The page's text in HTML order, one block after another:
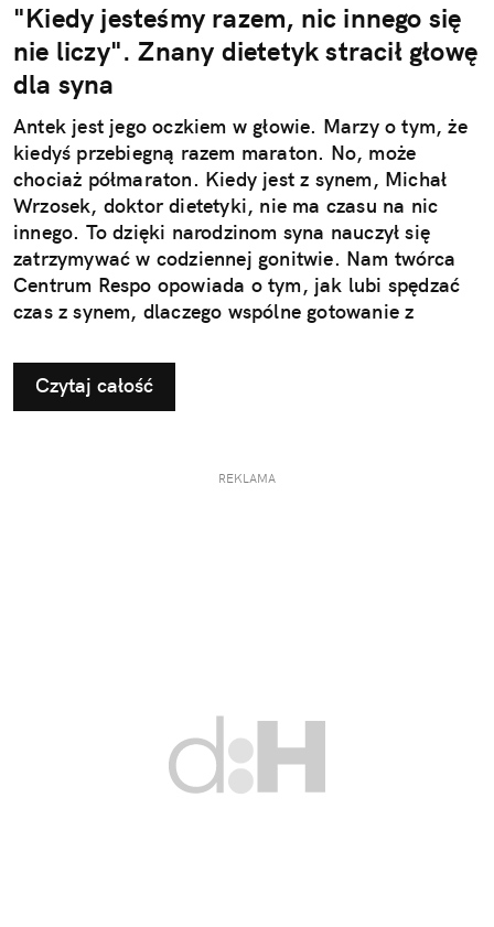
"Kiedy jesteśmy razem, nic innego się
nie liczy". Znany dietetyk stracił głowę
dla syna
Antek jest jego oczkiem w głowie. Marzy o tym, że
kiedyś przebiegną razem maraton. No, może
chociaż półmaraton. Kiedy jest z synem, Michał
Wrzosek, doktor dietetyki, nie ma czasu na nic
innego. To dzięki narodzinom syna nauczył się
zatrzymywać w codziennej gonitwie. Nam twórca
Centrum Respo opowiada o tym, jak lubi spędzać
czas z synem, dlaczego wspólne gotowanie z
budowania więzi oraz dlaczego chciałby, żeby jego
firma przestała istnieć.
Czytaj całość
REKLAMA